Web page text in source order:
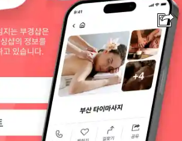
날리기! 효과와 방법 완벽 가이드